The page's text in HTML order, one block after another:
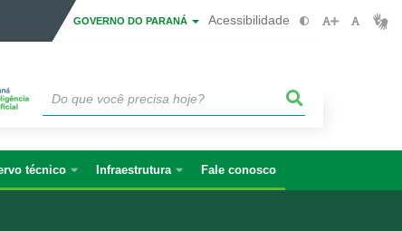
GOVERNO DO PARANÁ Acessibilidade
técnico Infraestrutura Fale conosco